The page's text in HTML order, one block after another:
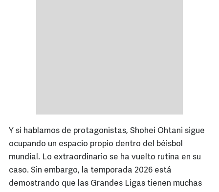
Y si hablamos de protagonistas, Shohei Ohtani sigue
ocupando un espacio propio dentro del béisbol
mundial. Lo extraordinario se ha vuelto rutina en su
caso. Sin embargo, la temporada 2026 está
demostrando que las Grandes Ligas tienen muchas